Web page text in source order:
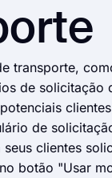
transporte,
de solicitação
de
clientes
botão "Usar